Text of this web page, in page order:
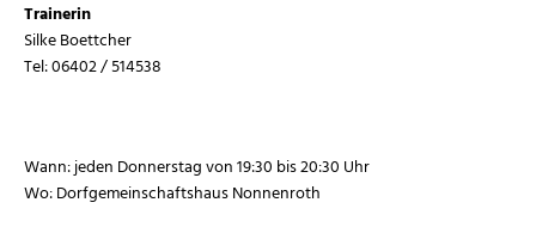
Trainerin
Silke Boettcher
Tel: 06402 / 514538
Wann: jeden Donnerstag von 19:30 bis 20:30 Uhr
Wo: Dorfgemeinschaftshaus Nonnenroth